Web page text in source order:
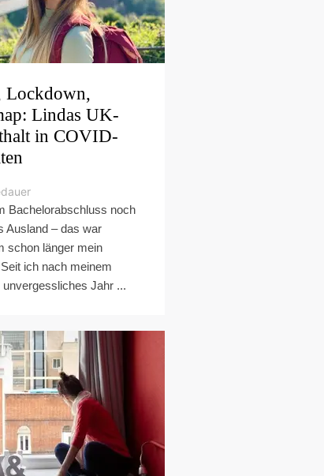
Lockdown,
Lindas UK-
in COVID-
Bachelorabschluss noch
Ausland – das war
schon länger mein
ich nach meinem
unvergessliches Jahr ...